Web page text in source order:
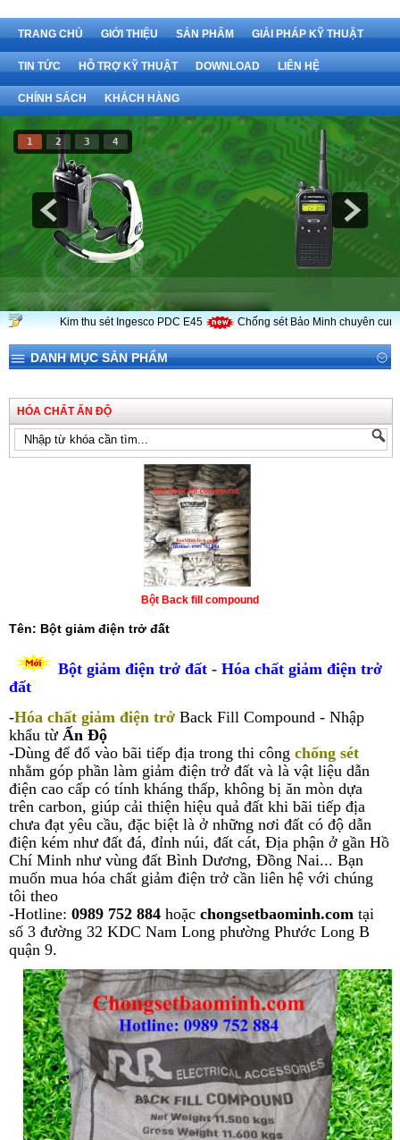
TRANG CHỦ GIỚI THIỆU SẢN PHẨM GIẢI PHÁP KỸ THUẬT
TIN TỨC HỖ TRỢ KỸ THUẬT DOWNLOAD LIÊN HỆ
CHÍNH SÁCH KHÁCH HÀNG
1 2 3 4
Kim thu sét Ingesco PDC E45 Chống sét Bảo Minh chuyên cung
DANH MỤC SẢN PHẨM
HÓA CHẤT ẤN ĐỘ
Bột Back fill compound
Tên: Bột giảm điện trở đất
Bột giảm điện trở đất - Hóa chất giảm điện trở
đất
-Hóa chất giảm điện trở Back Fill Compound - Nhập
khẩu từ Ấn Độ
-Dùng để đổ vào bãi tiếp địa trong thi công chống sét
nhằm góp phần làm giảm điện trở đất và là vật liệu dẫn
điện cao cấp có tính kháng thấp, không bị ăn mòn dựa
trên carbon, giúp cải thiện hiệu quả đất khi bãi tiếp địa
chưa đạt yêu cầu, đặc biệt là ở những nơi đất có độ dẫn
điện kém như đất đá, đỉnh núi, đất cát, Địa phận ở gần Hồ
Chí Minh như vùng đất Bình Dương, Đồng Nai... Bạn
muốn mua hóa chất giảm điện trở cần liên hệ với chúng
tôi theo
-Hotline: 0989 752 884 hoặc chongsetbaominh.com tại
số 3 đường 32 KDC Nam Long phường Phước Long B
quận 9.